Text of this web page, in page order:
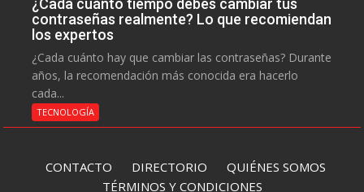
¿Cada cuánto tiempo debes cambiar tus
contraseñas realmente? Lo que recomiendan
los expertos
¿Cada cuánto hay que cambiar las contraseñas? Durante
años, la recomendación más conocida era hacerlo
cada...
TECNOLOGÍA
CONTACTO DIRECTORIO QUIÉNES SOMOS
TÉRMINOS Y CONDICIONES